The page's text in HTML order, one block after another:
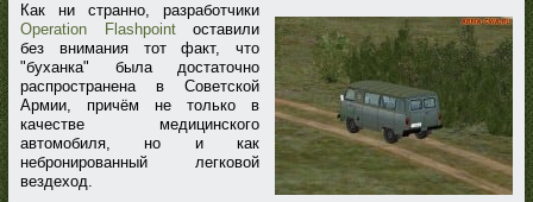
Как ни странно, разработчики
Operation Flashpointоставили
без внимания тот факт, что
"буханка" была достаточно
распространена в Советской
Армии, причём не только в
качестве медицинского
автомобиля, но и как
небронированный легковой
вездеход.